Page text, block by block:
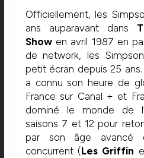
Officiellement, les
ans auparavant dans
Showen avril 1987 en
de network, les
petit écran depuis 25
a connu son heure de
France sur Canal + et
dominé le monde de
saisons 7 et 12 pour
par son âge avancé
concurrent (Les Griffin